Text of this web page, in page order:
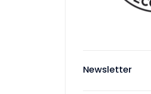
Newsletter